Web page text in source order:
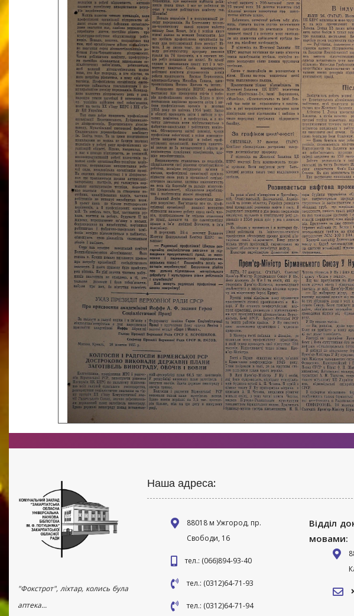
"Фокстрот", ліхтар, колись була
аптека...
Наша адреса:
88018 м Ужгород, пр.
Свободи, 16
тел.: (066)894-93-40
тел.: (0312)64-71-93
тел.: (0312)64-71-94
Відділ
мовами: